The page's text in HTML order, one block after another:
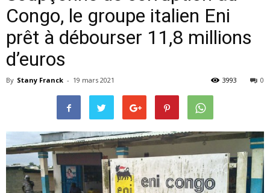
Congo, le groupe italien Eni
prêt à débourser 11,8 millions
d’euros
By Stany Franck - 19 mars 2021 0
3993